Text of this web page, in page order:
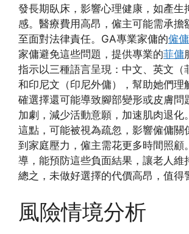
發長期臥床，影響心理健康，如產生
感。醫療費用高昂，僱主可能需承擔
至面對法律責任。GA專業家傭的僱
家傭避免這些問題，提供專業的菲傭
指示以三種語言呈現：中文、英文（
和印尼文（印尼外傭），幫助她們理
確選擇還可能導致腳部變形或皮膚問
加劇，減少活動意願，加速肌肉退化
這點，可能被視為疏忽，影響僱傭關
到家庭壓力，僱主需花更多時間照顧
導，能預防這些負面結果，讓老人維
總之，未做好選擇的代價高昂，值得
風險情境分析